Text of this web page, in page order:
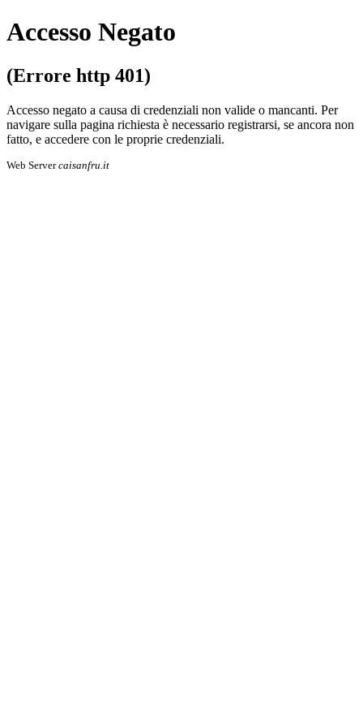
Accesso Negato
(Errore http 401)
Accesso negato a causa di credenziali non valide o mancanti. Per
navigare sulla pa­gi­na richiesta è necessario registrarsi, se an­co­ra non
fatto, e accedere con le proprie cre­den­zia­li.
Web Servercaisanfru.it